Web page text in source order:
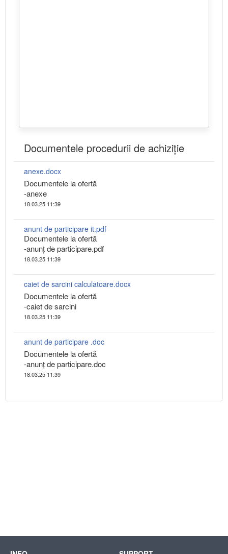
Documentele procedurii de achiziție
anexe.docx
Documentele la ofertă
-anexe
18.03.25 11:39
anunt de participare it.pdf
Documentele la ofertă
-anunț de participare.pdf
18.03.25 11:39
caiet de sarcini calculatoare.docx
Documentele la ofertă
-caiet de sarcini
18.03.25 11:39
anunt de participare .doc
Documentele la ofertă
-anunț de participare.doc
18.03.25 11:39